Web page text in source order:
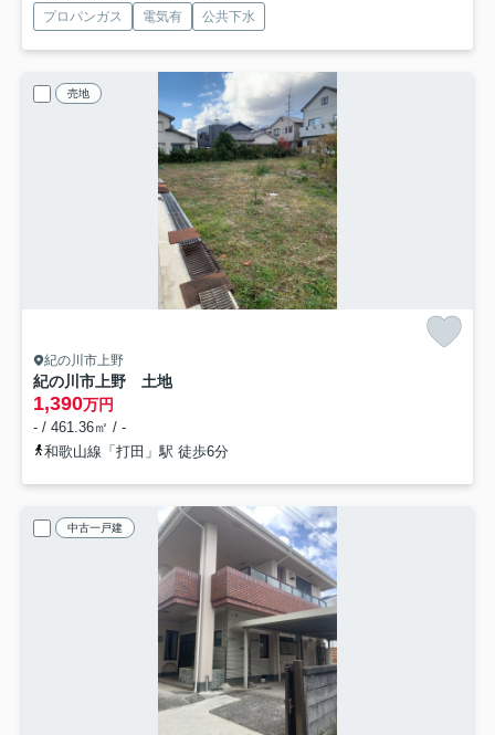
プロパンガス 電気有 公共下水
売地
紀の川市上野
紀の川市上野 土地
1,390万円
- / 461.36㎡ / -
和歌山線「打田」駅 徒歩6分
中古一戸建